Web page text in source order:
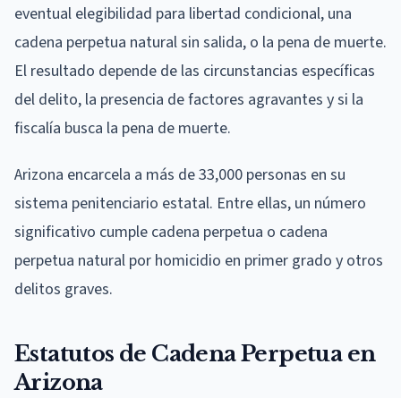
eventual elegibilidad para libertad condicional, una
cadena perpetua natural sin salida, o la pena de muerte.
El resultado depende de las circunstancias específicas
del delito, la presencia de factores agravantes y si la
fiscalía busca la pena de muerte.
Arizona encarcela a más de 33,000 personas en su
sistema penitenciario estatal. Entre ellas, un número
significativo cumple cadena perpetua o cadena
perpetua natural por homicidio en primer grado y otros
delitos graves.
Estatutos de Cadena Perpetua en
Arizona